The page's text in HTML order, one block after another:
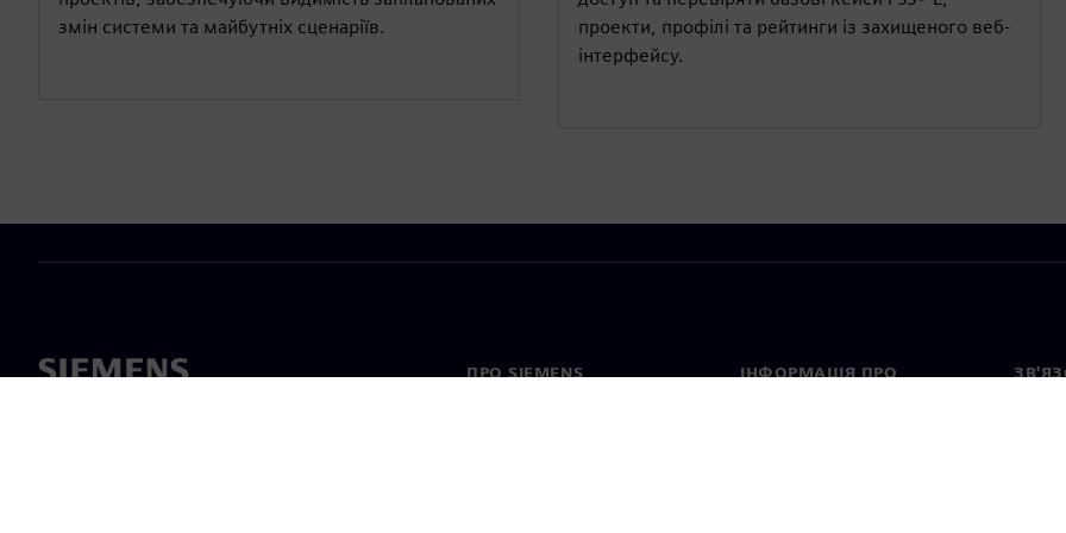
змін системи та майбутніх сценаріїв.
проекти, профілі та рейтинги із захищеного веб-
інтерфейсу.
ПРО SIEMENS
ІНФОРМАЦІЯ ПРО